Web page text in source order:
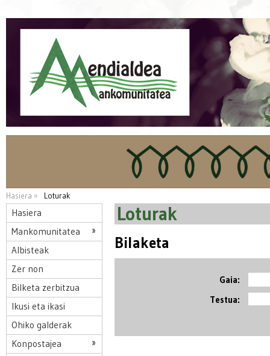
Hasiera » Loturak
Hasiera
Mankomunitatea
Albisteak
Zer non
Bilketa zerbitzua
Ikusi eta ikasi
Ohiko galderak
Konpostajea
Loturak
Bilaketa
Gaia:
Testua: